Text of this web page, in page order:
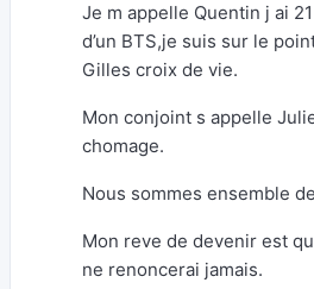
Je m appelle Quentin j ai
d’un BTS,je suis sur le
Gilles croix de vie.
Mon conjoint s appelle
chomage.
Nous sommes ensemble
Mon reve de devenir est
ne renoncerai jamais.